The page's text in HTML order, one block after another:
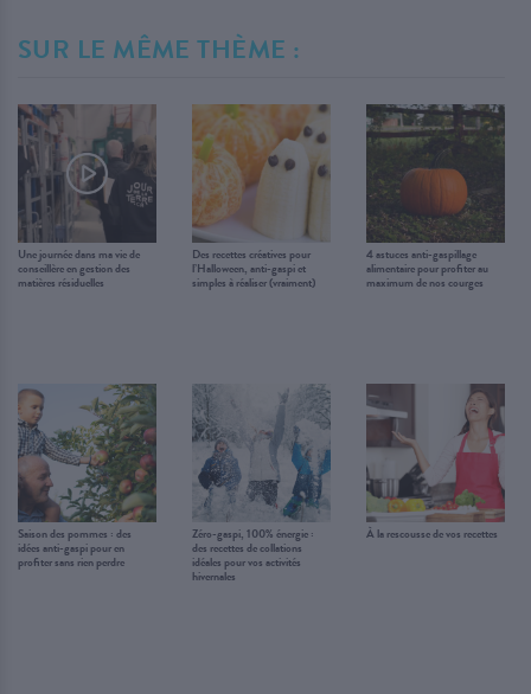
SUR LE MÊME THÈME :
Une journée dans ma vie de
conseillère en gestion des
matières résiduelles
Des recettes créatives pour
l’Halloween, anti-gaspi et
simples à réaliser (vraiment)
4 astuces anti-gaspillage
alimentaire pour profiter au
maximum de nos courges
Saison des pommes : des
idées anti-gaspi pour en
profiter sans rien perdre
Zéro-gaspi, 100% énergie :
des recettes de collations
idéales pour vos activités
hivernales
À la rescousse de vos recettes